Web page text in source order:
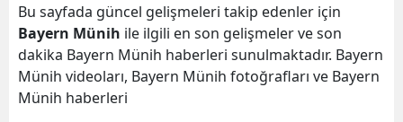
Bu sayfada güncel gelişmeleri takip edenler için
Bayern Münih ile ilgili en son gelişmeler ve son
dakika Bayern Münih haberleri sunulmaktadır. Bayern
Münih videoları, Bayern Münih fotoğrafları ve Bayern
Münih haberleri